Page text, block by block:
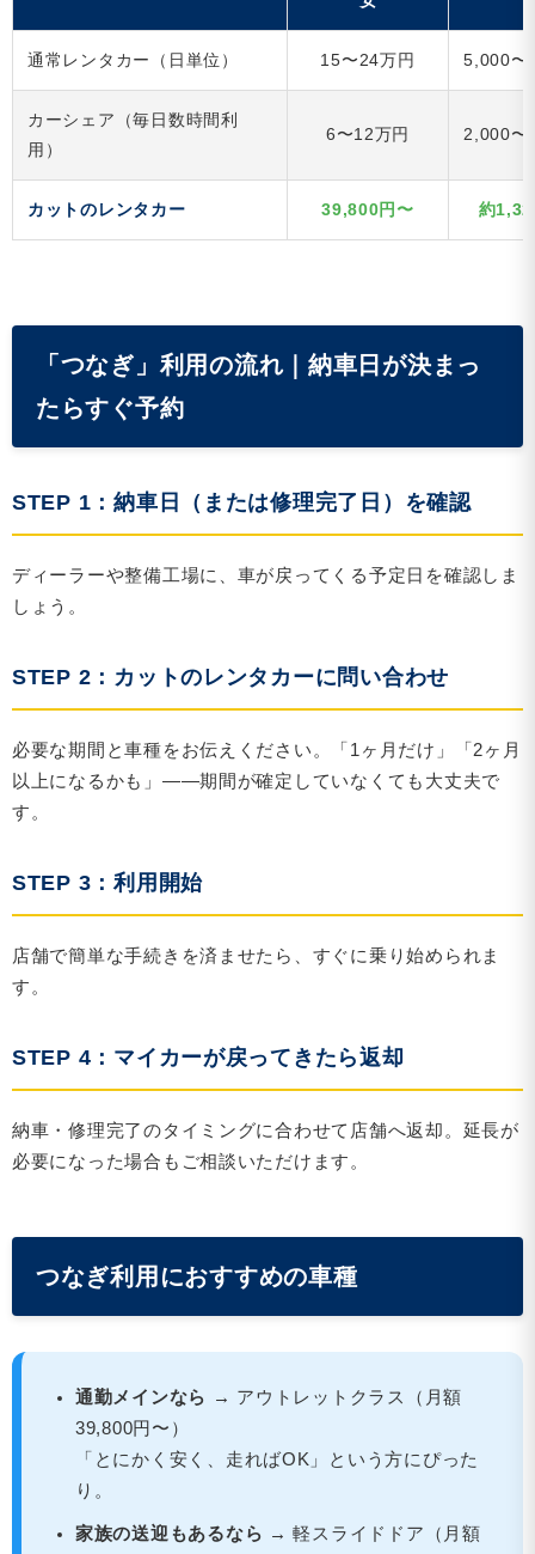
通常レンタカー（日単位） 15〜24万円 5,000〜
カーシェア（毎日数時間利
用）
6〜12万円 2,000〜
カットのレンタカー 39,800円〜 約
「つなぎ」利用の流れ｜納車日が決まっ
たらすぐ予約
STEP 1：納車日（または修理完了日）を確認
ディーラーや整備工場に、車が戻ってくる予定日を確認しま
しょう。
STEP 2：カットのレンタカーに問い合わせ
必要な期間と車種をお伝えください。「1ヶ月だけ」「2ヶ月
以上になるかも」——期間が確定していなくても大丈夫で
す。
STEP 3：利用開始
店舗で簡単な手続きを済ませたら、すぐに乗り始められま
す。
STEP 4：マイカーが戻ってきたら返却
納車・修理完了のタイミングに合わせて店舗へ返却。延長が
必要になった場合もご相談いただけます。
つなぎ利用におすすめの車種
通勤メインなら → アウトレットクラス（月額
39,800円〜）
「とにかく安く、走ればOK」という方にぴった
り。
家族の送迎もあるなら → 軽スライドドア（月額